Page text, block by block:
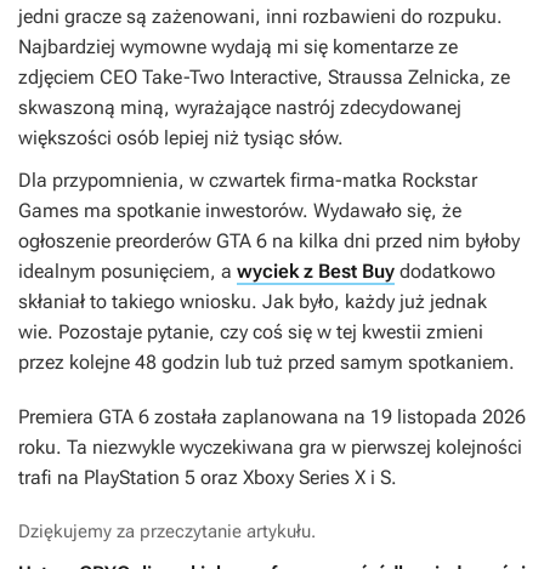
jedni gracze są zażenowani, inni rozbawieni do rozpuku.
Najbardziej wymowne wydają mi się komentarze ze
zdjęciem CEO Take-Two Interactive, Straussa Zelnicka, ze
skwaszoną miną, wyrażające nastrój zdecydowanej
większości osób lepiej niż tysiąc słów.
Dla przypomnienia, w czwartek firma-matka Rockstar
Games ma spotkanie inwestorów. Wydawało się, że
ogłoszenie preorderów GTA 6 na kilka dni przed nim byłoby
idealnym posunięciem, a wyciek z Best Buy dodatkowo
skłaniał to takiego wniosku. Jak było, każdy już jednak
wie. Pozostaje pytanie, czy coś się w tej kwestii zmieni
przez kolejne 48 godzin lub tuż przed samym spotkaniem.
Premiera GTA 6 została zaplanowana na 19 listopada 2026
roku. Ta niezwykle wyczekiwana gra w pierwszej kolejności
trafi na PlayStation 5 oraz Xboxy Series X i S.
Dziękujemy za przeczytanie artykułu.